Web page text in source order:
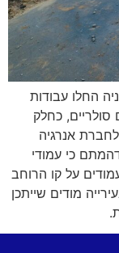
החלו עבודות
סולריים, כחלק
אנרגיה
כי עמודי
על קו הרוחב
מודים שייתכן